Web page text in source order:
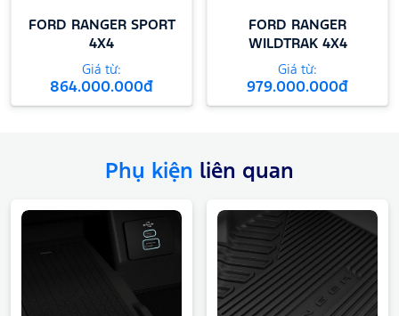
FORD RANGER SPORT
4X4
Giá từ:
864.000.000đ
FORD RANGER
WILDTRAK 4X4
Giá từ:
979.000.000đ
Phụ kiện liên quan